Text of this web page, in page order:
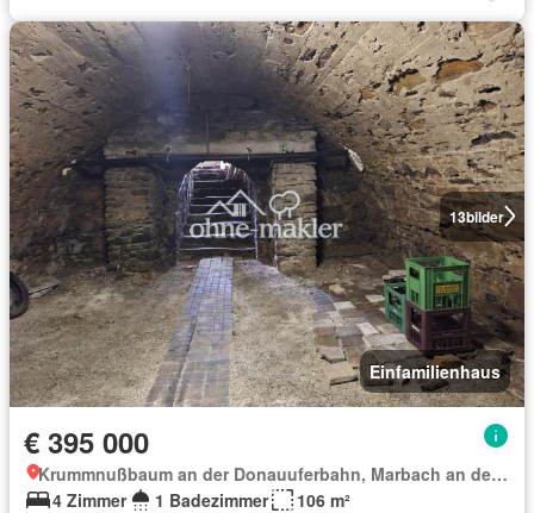
13bilder
Einfamilienhaus
€ 395 000
Krummnußbaum an der Donauuferbahn, Marbach an der Donau
4 Zimmer
1 Badezimmer
106 m²